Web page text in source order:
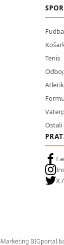
Tenis
X
Marketing